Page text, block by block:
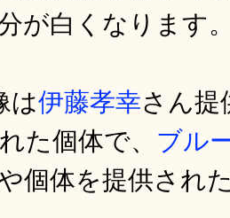
が白くなります
は伊藤孝幸さん提
た個体で、 ブル
個体を提供され